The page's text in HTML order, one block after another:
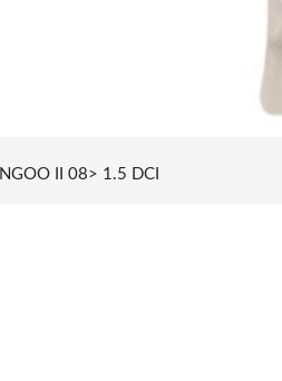
II 08> 1.5 DCI